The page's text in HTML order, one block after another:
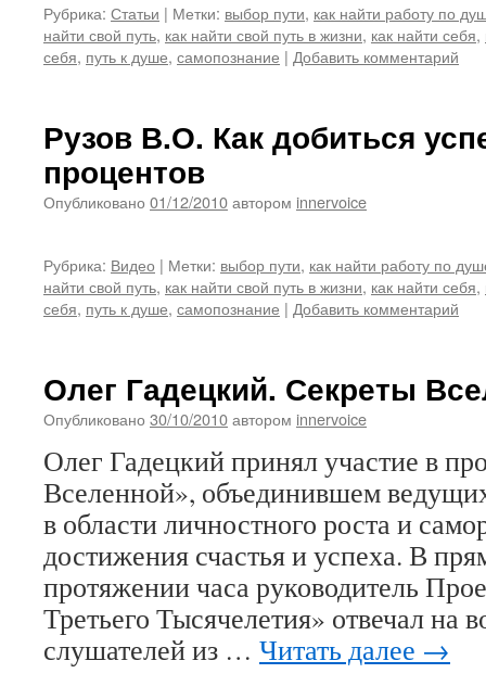
Рубрика: Статьи | Метки: выбор пути, как найти работу по
найти свой путь, как найти свой путь в жизни, как найти себя,
себя, путь к душе, самопознание | Добавить комментарий
Рузов В.О. Как добиться
процентов
Опубликовано 01/12/2010автором innervoice
Рубрика: Видео | Метки: выбор пути, как найти работу по
найти свой путь, как найти свой путь в жизни, как найти себя,
себя, путь к душе, самопознание | Добавить комментарий
Олег Гадецкий. Секреты
Опубликовано 30/10/2010автором innervoice
Олег Гадецкий принял участие в
Вселенной», объединившем
в области личностного роста и
достижения счастья и успеха. В
протяжении часа руководитель
Третьего Тысячелетия» отвечал на
слушателей из … Читать далее →